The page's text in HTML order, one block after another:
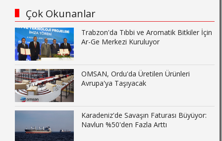
Çok Okunanlar
Trabzon'da Tıbbi ve Aromatik Bitkiler İçin
Ar-Ge Merkezi Kuruluyor
OMSAN, Ordu'da Üretilen Ürünleri
Avrupa'ya Taşıyacak
Karadeniz'de Savaşın Faturası Büyüyor:
Navlun %50'den Fazla Arttı